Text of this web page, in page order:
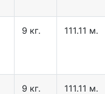
9 кг. 111.11 м.
9 кг. 111.11 м.